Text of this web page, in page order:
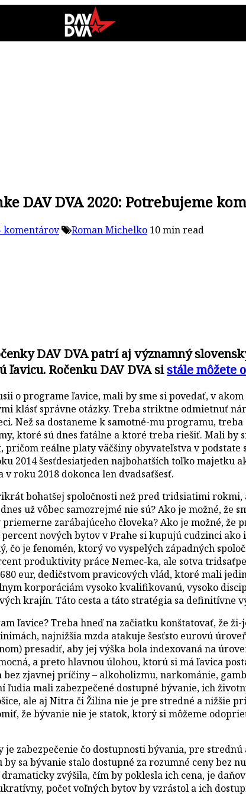
DAV DVA 2020: Potrebujeme
komentárov Roman Michelko 10 min read
DAV DVA patrí aj významný
Ročenku DAV DVA sistále môžete
o programe ľavice, mali by sme si povedať, v
klásť správne otázky. Treba striktne odmietnuť
Než sa dostaneme k samotné-mu programu,
ktoré sú dnes fatálne a ktoré treba riešiť. Mali by
reálne platy väčšiny obyvateľstva v
2014 šesťdesiatjeden najbohatších toľko
roku 2018 dokonca len dvadsaťšesť.
bohatšej spoločnosti než pred tridsiatimi
už vôbec samozrejmé nie sú? Ako je možné,
priemerne zarábajúceho človeka? Ako je možné,
nových bytov v Prahe si kupujú cudzinci
čo je fenomén, ktorý vo vyspelých západných
produktivity práce Nemec-ka, ale sotva
eur, dedičstvom pravicových vlád, ktoré mali
korporáciám vysoko kvalifikovanú, vysoko
krajín. Táto cesta a táto stratégia sa definitívne
ľavice? Treba hneď na začiatku konštatovať, že
najnižšia mzda atakuje šesťsto eurovú
presadiť, aby jej výška bola indexovaná na
a preto hlavnou úlohou, ktorú si má ľavica
zjavnej príčiny – alkoholizmu, narkománie,
ľudia mali zabezpečené dostupné bývanie, ich
ale aj Nitra či Žilina nie je pre stredné a nižšie
že bývanie nie je statok, ktorý si môžeme
zabezpečenie čo dostupnosti bývania, pre
sa bývanie stalo dostupné za rozumné ceny
zvýšila, čím by poklesla ich cena, je
počet voľných bytov by vzrástol a ich